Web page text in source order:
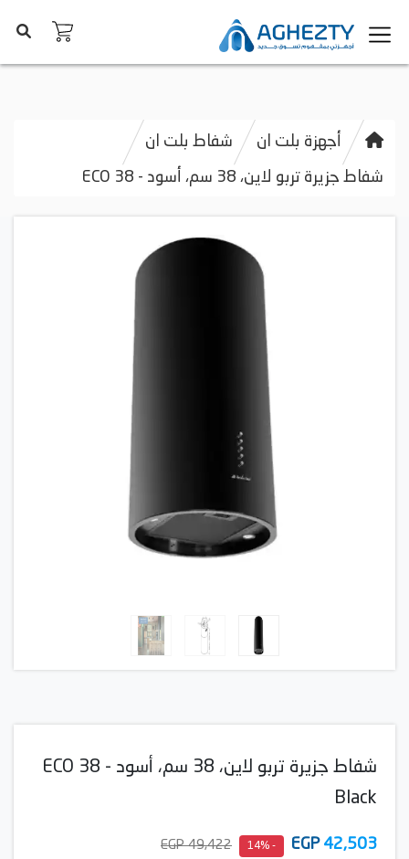
أجهزة بلت ان شفاط بلت ان
شفاط جزيرة تربو لاين، 38 سم، أسود - ECO 38
شفاط جزيرة تربو لاين، 38 سم، أسود - ECO 38
Black
42,503
EGP
- 14%
49,422 EGP